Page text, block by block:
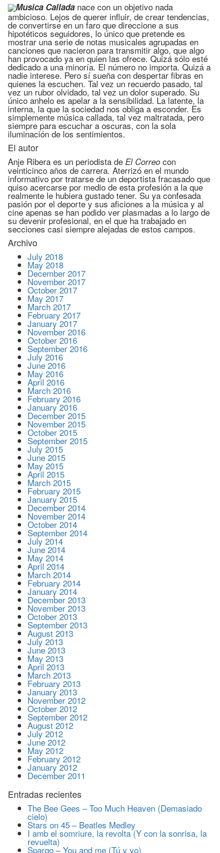
Musica Callada nace con un objetivo nada
ambicioso. Lejos de querer influir, de crear tendencias,
de convertirse en un faro que direccione a sus
hipotéticos seguidores, lo único que pretende es
mostrar una serie de notas musicales agrupadas en
canciones que nacieron para transmitir algo, que algo
han provocado ya en quien las ofrece. Quizá sólo esté
dedicado a una minoría. El número no importa. Quizá a
nadie interese. Pero sí sueña con despertar fibras en
quienes la escuchen. Tal vez un recuerdo pasado, tal
vez un rubor olvidado, tal vez un dolor superado. Su
único anhelo es apelar a la sensibilidad. La latente, la
interna, la que la sociedad nos obliga a esconder. Es
simplemente música callada, tal vez maltratada, pero
siempre para escuchar a oscuras, con la sola
iluminación de los sentimientos.
El autor
Anje Ribera es un periodista de El Correo con
veinticinco años de carrera. Aterrizó en el mundo
informativo por tratarse de un deportista fracasado que
quiso acercarse por medio de esta profesión a la que
realmente le hubiera gustado tener. Su ya confesada
pasión por el deporte y sus aficiones a la música y al
cine apenas se han podido ver plasmadas a lo largo de
su devenir profesional, en el que ha trabajado en
secciones casi siempre alejadas de estos campos.
Archivo
July 2018
May 2018
December 2017
November 2017
October 2017
May 2017
March 2017
February 2017
January 2017
November 2016
October 2016
September 2016
July 2016
June 2016
May 2016
April 2016
March 2016
February 2016
January 2016
December 2015
November 2015
October 2015
September 2015
July 2015
June 2015
May 2015
April 2015
March 2015
February 2015
January 2015
December 2014
November 2014
October 2014
September 2014
July 2014
June 2014
May 2014
April 2014
March 2014
February 2014
January 2014
December 2013
November 2013
October 2013
September 2013
August 2013
July 2013
June 2013
May 2013
April 2013
March 2013
February 2013
January 2013
November 2012
October 2012
September 2012
August 2012
July 2012
June 2012
May 2012
February 2012
January 2012
December 2011
Entradas recientes
The Bee Gees – Too Much Heaven (Demasiado
cielo)
Stars on 45 – Beatles Medley
I amb el somriure, la revolta (Y con la sonrisa, la
revuelta)
Spargo – You and me (Tú y yo)